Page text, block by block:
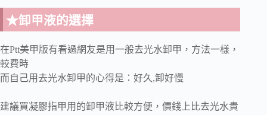
★卸甲液的選擇
在Ptt美甲版有看過網友是用一般去光水卸甲，方法一樣，
較費時
而自己用去光水卸甲的心得是：好久,卸好慢
建議買凝膠指甲用的卸甲液比較方便，價錢上比去光水貴